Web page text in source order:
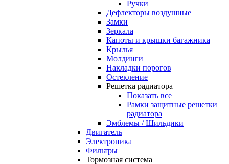
Ручки
Дефлекторы воздушные
Замки
Зеркала
Капоты и крышки багажника
Крылья
Молдинги
Накладки порогов
Остекление
Решетка радиатора
Показать все
Рамки защитные решетки
радиатора
Эмблемы / Шильдики
Двигатель
Электроника
Фильтры
Тормозная система